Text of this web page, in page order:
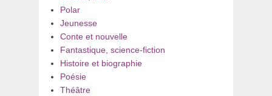
Polar
Jeunesse
Conte et nouvelle
Fantastique, science-fiction
Histoire et biographie
Poésie
Théâtre